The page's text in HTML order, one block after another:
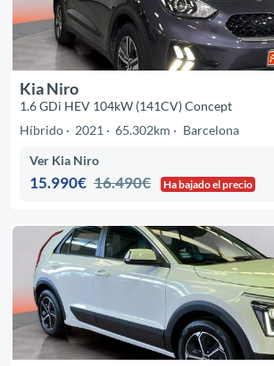
Kia Niro
1.6 GDi HEV 104kW (141CV) Concept
Híbrido
2021 65.302km Barcelona
Ver Kia Niro
15.990€ 16.490€ Ha bajado el precio